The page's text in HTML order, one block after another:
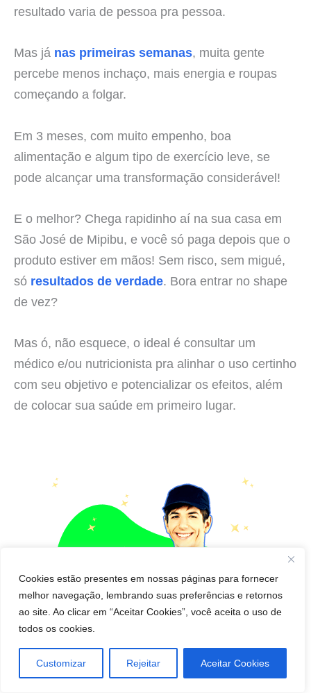
Cookies estão presentes em nossas páginas para fornecer
melhor navegação, lembrando suas preferências e retornos
ao site. Ao clicar em “Aceitar Cookies”, você aceita o uso de
todos os cookies.
Customizar Rejeitar Aceitar Cookies
resultado varia de pessoa pra pessoa.
Mas já nas primeiras semanas, muita gente
percebe menos inchaço, mais energia e roupas
começando a folgar.
Em 3 meses, com muito empenho, boa
alimentação e algum tipo de exercício leve, se
pode alcançar uma transformação considerável!
E o melhor? Chega rapidinho aí na sua casa em
São José de Mipibu, e você só paga depois que o
produto estiver em mãos! Sem risco, sem migué,
só resultados de verdade. Bora entrar no shape
de vez?
Mas ó, não esquece, o ideal é consultar um
médico e/ou nutricionista pra alinhar o uso certinho
com seu objetivo e potencializar os efeitos, além
de colocar sua saúde em primeiro lugar.